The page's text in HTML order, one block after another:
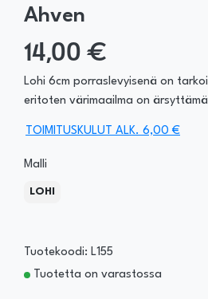
Ahven
14,00 €
Lohi 6cm porraslevyisenä on
eritoten värimaailma on
TOIMITUSKULUT ALK. 6,00 €
Malli
LOHI
Tuotekoodi: L155
Tuotetta on varastossa